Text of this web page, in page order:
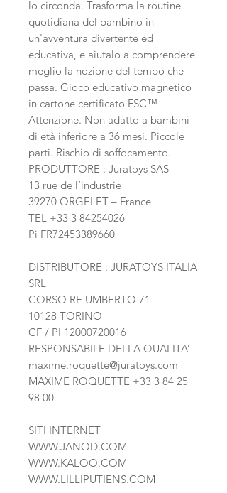
lo circonda. Trasforma la routine
quotidiana del bambino in
un'avventura divertente ed
educativa, e aiutalo a comprendere
meglio la nozione del tempo che
passa. Gioco educativo magnetico
in cartone certificato FSC™
Attenzione. Non adatto a bambini
di età inferiore a 36 mesi. Piccole
parti. Rischio di soffocamento.
PRODUTTORE : Juratoys SAS
13 rue de l’industrie
39270 ORGELET – France
TEL +33 3 84254026
Pi FR72453389660
DISTRIBUTORE : JURATOYS ITALIA
SRL
CORSO RE UMBERTO 71
10128 TORINO
CF / PI 12000720016
RESPONSABILE DELLA QUALITA’
maxime.roquette@juratoys.com
MAXIME ROQUETTE +33 3 84 25
98 00
SITI INTERNET
WWW.JANOD.COM
WWW.KALOO.COM
WWW.LILLIPUTIENS.COM